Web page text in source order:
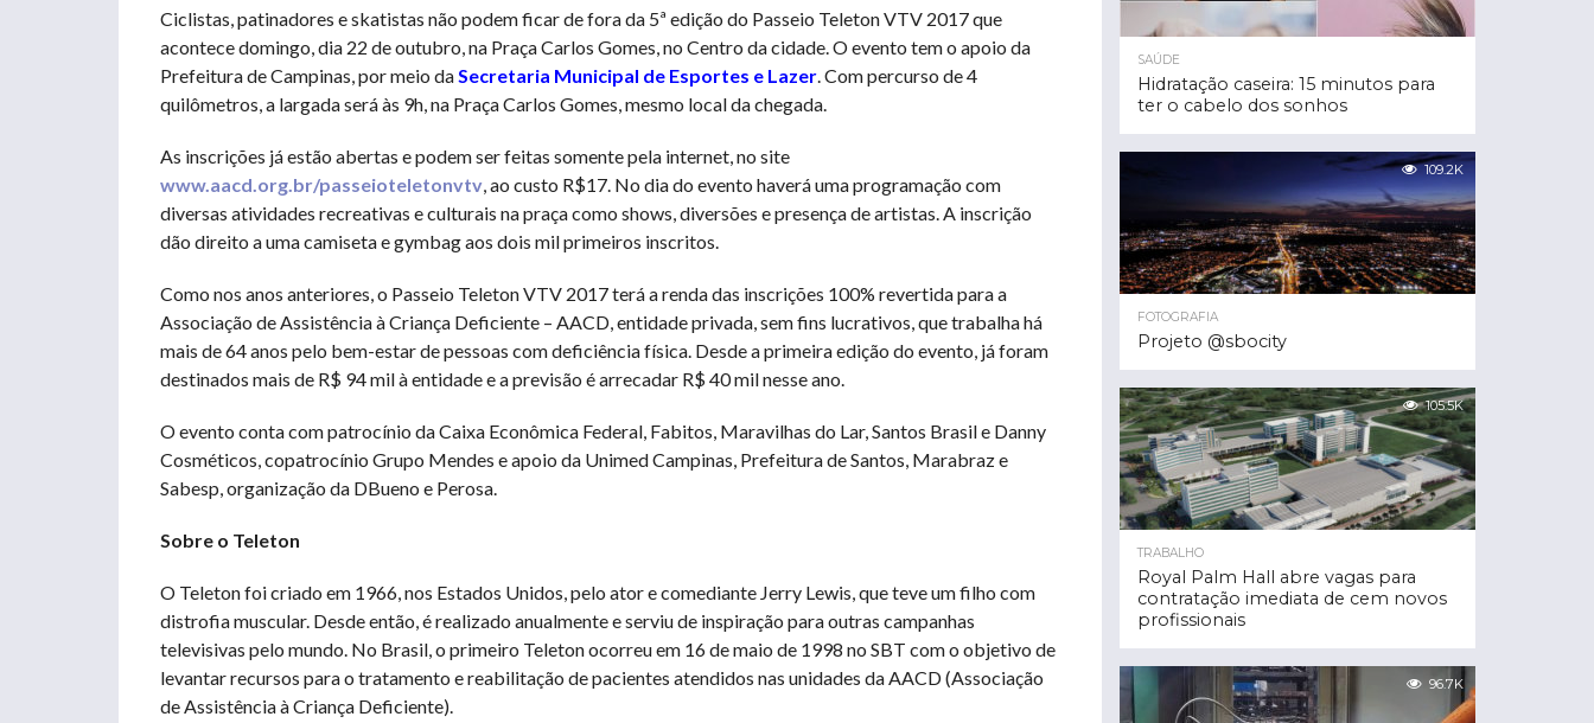
Ciclistas, patinadores e skatistas não podem ficar de fora da 5ª edição do Passeio Teleton VTV 2017 que
acontece domingo, dia 22 de outubro, na Praça Carlos Gomes, no Centro da cidade. O evento tem o apoio da
Prefeitura de Campinas, por meio daSecretaria Municipal de Esportes e Lazer. Com percurso de 4
quilômetros, a largada será às 9h, na Praça Carlos Gomes, mesmo local da chegada.
As inscrições já estão abertas e podem ser feitas somente pela internet, no site
www.aacd.org.br/passeioteletonvtv, ao custo R$17. No dia do evento haverá uma programação com
diversas atividades recreativas e culturais na praça como shows, diversões e presença de artistas. A inscrição
dão direito a uma camiseta e gymbag aos dois mil primeiros inscritos.
Como nos anos anteriores, o Passeio Teleton VTV 2017 terá a renda das inscrições 100% revertida para a
Associação de Assistência à Criança Deficiente – AACD, entidade privada, sem fins lucrativos, que trabalha há
mais de 64 anos pelo bem-estar de pessoas com deficiência física. Desde a primeira edição do evento, já foram
destinados mais de R$ 94 mil à entidade e a previsão é arrecadar R$ 40 mil nesse ano.
O evento conta com patrocínio da Caixa Econômica Federal, Fabitos, Maravilhas do Lar, Santos Brasil e Danny
Cosméticos, copatrocínio Grupo Mendes e apoio da Unimed Campinas, Prefeitura de Santos, Marabraz e
Sabesp, organização da DBueno e Perosa.
Sobre o Teleton
O Teleton foi criado em 1966, nos Estados Unidos, pelo ator e comediante Jerry Lewis, que teve um filho com
distrofia muscular. Desde então, é realizado anualmente e serviu de inspiração para outras campanhas
televisivas pelo mundo. No Brasil, o primeiro Teleton ocorreu em 16 de maio de 1998 no SBT com o objetivo de
levantar recursos para o tratamento e reabilitação de pacientes atendidos nas unidades da AACD (Associação
de Assistência à Criança Deficiente).
SAÚDE
Hidratação caseira: 15 minutos para
ter o cabelo dos sonhos
109.2K
FOTOGRAFIA
Projeto @sbocity
105.5K
TRABALHO
Royal Palm Hall abre vagas para
contratação imediata de cem novos
profissionais
96.7K